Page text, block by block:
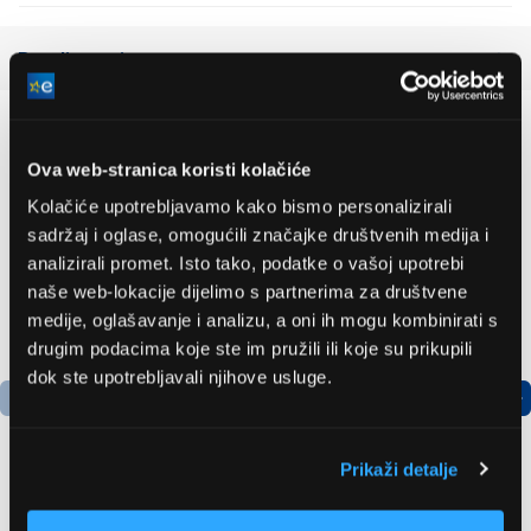
Ova web-stranica koristi kolačiće
Kolačiće upotrebljavamo kako bismo personalizirali
sadržaj i oglase, omogućili značajke društvenih medija i
analizirali promet. Isto tako, podatke o vašoj upotrebi
naše web-lokacije dijelimo s partnerima za društvene
medije, oglašavanje i analizu, a oni ih mogu kombinirati s
drugim podacima koje ste im pružili ili koje su prikupili
dok ste upotrebljavali njihove usluge.
Prikaži detalje
Detaljan opis
Bosch
LG GBBSJ10EPY